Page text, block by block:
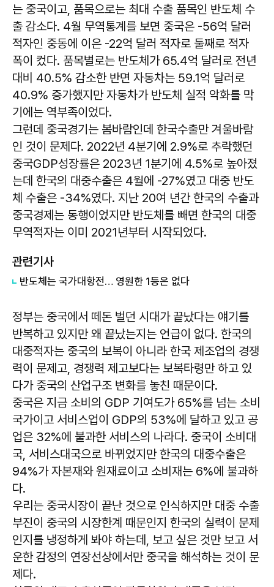
는 중국이고, 품목으로는 최대 수출 품목인 반도체 수
출 감소다. 4월 무역통계를 보면 중국은 -56억 달러
적자인 중동에 이은 -22억 달러 적자로 둘째로 적자
폭이 컸다. 품목별로는 반도체가 65.4억 달러로 전년
대비 40.5% 감소한 반면 자동차는 59.1억 달러로
40.9% 증가했지만 자동차가 반도체 실적 악화를 막
기에는 역부족이었다.
그런데 중국경기는 봄바람인데 한국수출만 겨울바람
인 것이 문제다. 2022년 4분기에 2.9%로 추락했던
중국GDP성장률은 2023년 1분기에 4.5%로 높아졌
는데 한국의 대중수출은 4월에 -27%였고 대중 반도
체 수출은 -34%였다. 지난 20여 년간 한국의 수출과
중국경제는 동행이었지만 반도체를 빼면 한국의 대중
무역적자는 이미 2021년부터 시작되었다.
관련기사
반도체는 국가대항전… 영원한 1등은 없다
정부는 중국에서 떼돈 벌던 시대가 끝났다는 얘기를
반복하고 있지만 왜 끝났는지는 언급이 없다. 한국의
대중적자는 중국의 보복이 아니라 한국 제조업의 경쟁
력이 문제고, 경쟁력 제고보다는 보복타령만 하고 있
다가 중국의 산업구조 변화를 놓친 때문이다.
중국은 지금 소비의 GDP 기여도가 65%를 넘는 소비
국가이고 서비스업이 GDP의 53%에 달하고 있고 공
업은 32%에 불과한 서비스의 나라다. 중국이 소비대
국, 서비스대국으로 바뀌었지만 한국의 대중수출은
94%가 자본재와 원재료이고 소비재는 6%에 불과하
다.
우리는 중국시장이 끝난 것으로 인식하지만 대중 수출
부진이 중국의 시장한계 때문인지 한국의 실력이 문제
인지를 냉정하게 봐야 하는데, 보고 싶은 것만 보고 서
운한 감정의 연장선상에서만 중국을 해석하는 것이 문
제다.